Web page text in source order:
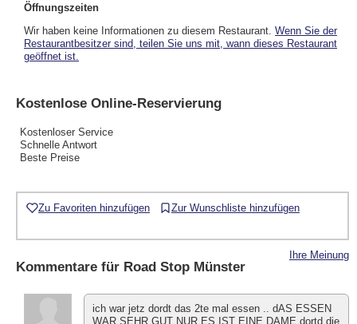
Öffnungszeiten
Wir haben keine Informationen zu diesem Restaurant. Wenn Sie der
Restaurantbesitzer sind, teilen Sie uns mit, wann dieses Restaurant
geöffnet ist.
Kostenlose Online-Reservierung
Kostenloser Service
Schnelle Antwort
Beste Preise
Zu Favoriten hinzufügen Zur Wunschliste hinzufügen
Ihre Meinung
Kommentare für Road Stop Münster
ich war jetz dordt das 2te mal essen .. dAS ESSEN
WAR SEHR GUT NUR ES IST EINE DAME dortd die